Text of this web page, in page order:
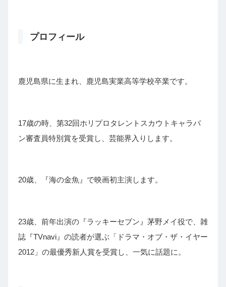
プロフィール
鹿児島県に生まれ、鹿児島実業高等学校卒業です。
17歳の時、第32回ホリプロタレントスカウトキャラバ
ン審査員特別賞を受賞し、芸能界入りします。
20歳、『海の金魚』で映画初主演します。
23歳、前年出演の『ラッキーセブン』茅野メイ役で、雑
誌『TVnavi』の読者が選ぶ「ドラマ・オブ・ザ・イヤー
2012」の最優秀新人賞を受賞し、一気に話題に。